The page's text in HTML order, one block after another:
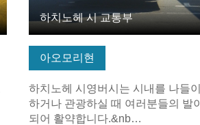
아오모리현
하치노헤 시영버시는 시내를 나들이
하거나 관광하실 때 여러분들의 발이
되어 활약합니다.&nb…
하치노헤 시 교통부